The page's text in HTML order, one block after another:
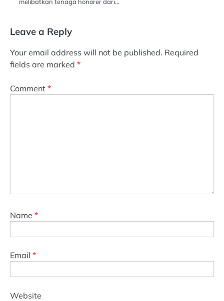
Leave a Reply
Your email address will not be published. Required
fields are marked *
Comment *
Name *
Email *
Website